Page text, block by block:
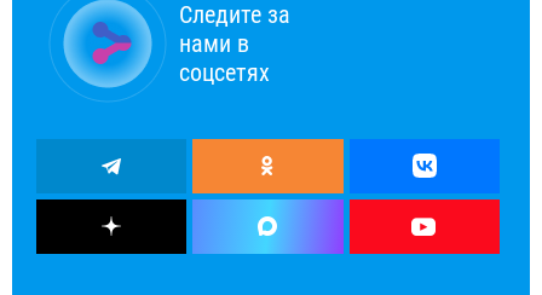
Следите за
нами в
соцсетях